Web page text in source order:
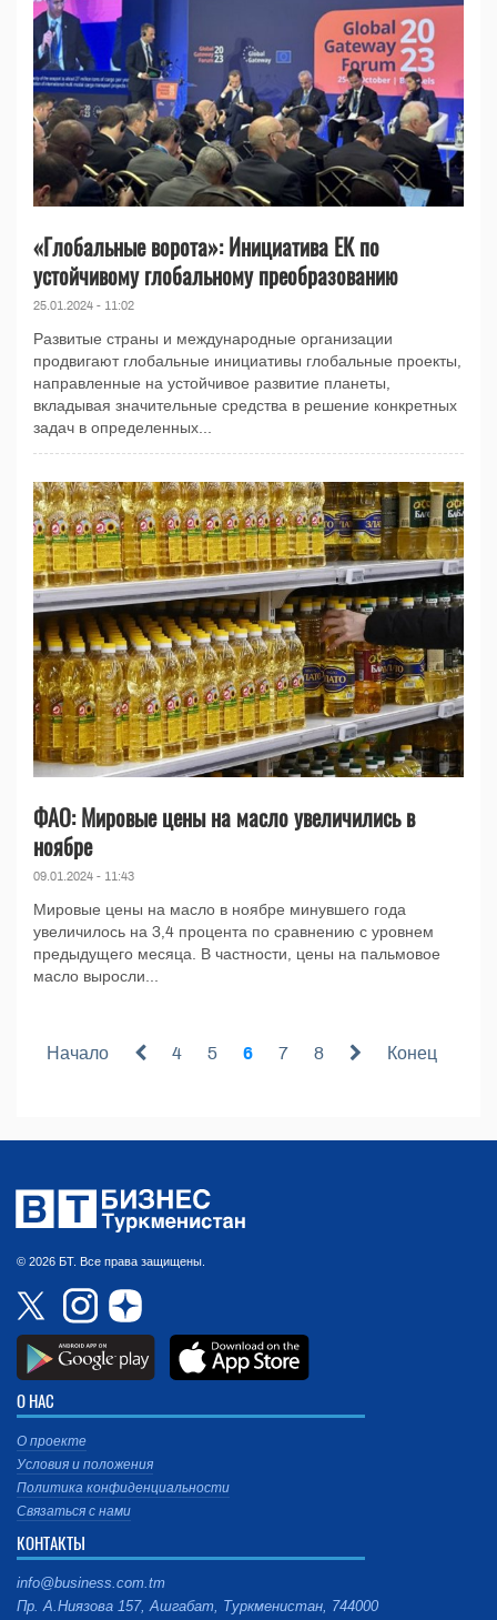
«Глобальные ворота»: Инициатива ЕК по
устойчивому глобальному преобразованию
25.01.2024 - 11:02
Развитые страны и международные организации
продвигают глобальные инициативы глобальные проекты,
направленные на устойчивое развитие планеты,
вкладывая значительные средства в решение конкретных
задач в определенных...
ФАО: Мировые цены на масло увеличились в
ноябре
09.01.2024 - 11:43
Мировые цены на масло в ноябре минувшего года
увеличилось на 3,4 процента по сравнению с уровнем
предыдущего месяца. В частности, цены на пальмовое
масло выросли...
Начало 4 5 6 7 8 Конец
© 2026 БТ. Все права защищены.
О НАС
О проекте
Условия и положения
Политика конфиденциальности
Связаться с нами
КОНТАКТЫ
info@business.com.tm
Пр. А.Ниязова 157, Ашгабат, Туркменистан, 744000